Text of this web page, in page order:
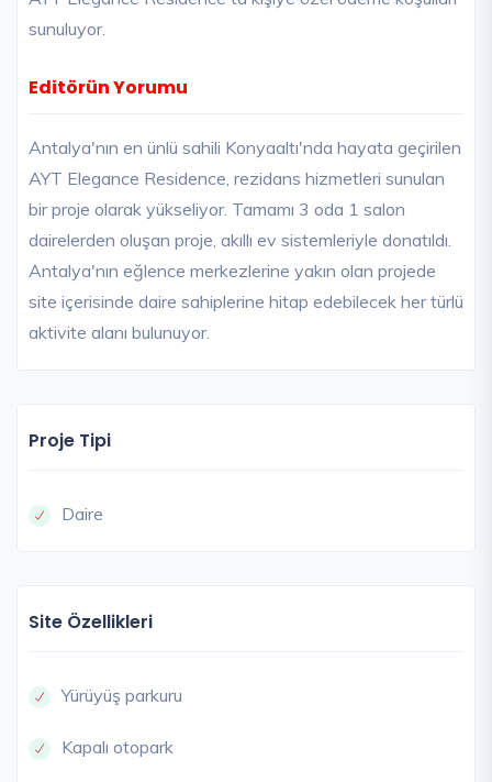
sunuluyor.
Editörün Yorumu
Antalya'nın en ünlü sahili Konyaaltı'nda hayata geçirilen
AYT Elegance Residence, rezidans hizmetleri sunulan
bir proje olarak yükseliyor. Tamamı 3 oda 1 salon
dairelerden oluşan proje, akıllı ev sistemleriyle donatıldı.
Antalya'nın eğlence merkezlerine yakın olan projede
site içerisinde daire sahiplerine hitap edebilecek her türlü
aktivite alanı bulunuyor.
Proje Tipi
Daire
Site Özellikleri
Yürüyüş parkuru
Kapalı otopark